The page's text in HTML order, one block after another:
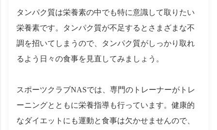
タンパク質は栄養素の中でも特に意識して取りたい
栄養素です。タンパク質が不足するとさまざまな不
調を招いてしまうので、タンパク質がしっかり取れ
るよう日々の食事を見直してみましょう。
スポーツクラブNASでは、専門のトレーナーがトレ
ーニングとともに栄養指導も行っています。健康的
なダイエットにも運動と食事は欠かせませんので、